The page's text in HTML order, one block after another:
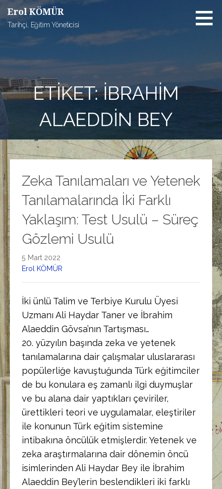
İçeriğe
atla
Erol KÖMÜR
Tarihçi, Eğitim Yöneticisi
ETIKET: İBRAHIM
ALAEDDIN BEY
Zeka Tanılamaları ve Yetenek
Tanılamalarında İki Farklı
Yaklaşım: Test Usulü – Süreç
Gözlemi Usulü
5 Mart 2022
Erol KÖMÜR
İki ünlü Talim ve Terbiye Kurulu Üyesi
Uzmanı Ali Haydar Taner ve İbrahim
Alaeddin Gövsa’nın Tartışması…
20. yüzyılın başında zeka ve yetenek
tanılamalarına dair çalışmalar uluslararası
popülerliğe kavuştuğunda Türk eğitimciler
de bu konulara eş zamanlı ilgi duymuşlar
ve bu alana dair yaptıkları çeviriler,
ürettikleri teori ve uygulamalar, eleştiriler
ile konunun Türk eğitim sistemine
intibakına öncülük etmişlerdir. Yetenek ve
zeka araştırmalarına dair dönemin öncü
isimlerinden Ali Haydar Bey ile İbrahim
Alaeddin Bey’lerin beslendikleri iki farklı